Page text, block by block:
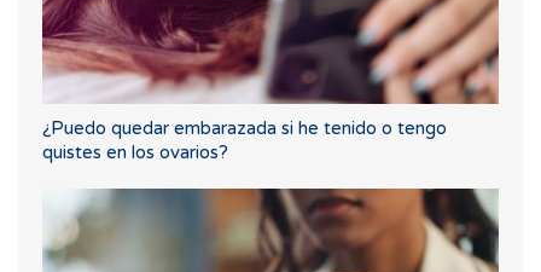
¿Puedo quedar embarazada si he tenido o tengo
quistes en los ovarios?